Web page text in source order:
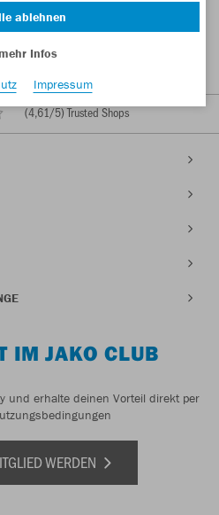
(4,61/5) Trusted Shops
IM JAKO CLUB
und erhalte deinen Vorteil direkt per
WERDEN
ablehnen
Infos
Impressum